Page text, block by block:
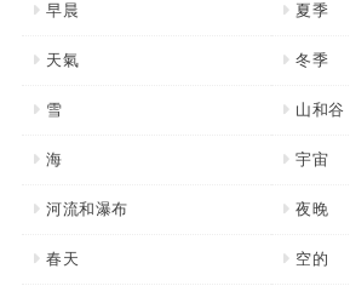
早晨 夏季
天氣 冬季
雪 山和谷
海 宇宙
河流和瀑布 夜晚
春天 空的